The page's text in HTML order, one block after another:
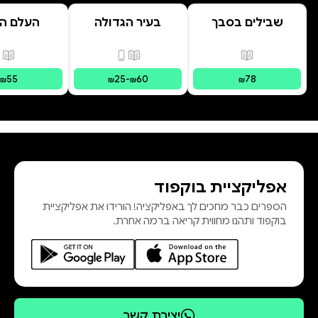
– אהבת אלוהים ואהבת החיים. שיר
אחרי שיר, הקוראים מתוודעים לעוצמת
הרוח הפועמת, לעקרונות האהבה
והאושר, ולהזמנה להצטרף למסע
הרוחני ולקחת בו חלק.
שבילים בסבך
פורמטים זמינים מודפס
₪78
בעיר הגדולה
פורמטים זמינים מודפס,
₪25-₪60
העלם
₪55
אפליקציית בוקפוד
הספרים כבר מחכים לך באפליקציה! הורידו את אפליקציית
בוקפוד ותהנו מחווית קריאה ברמה אחרת.